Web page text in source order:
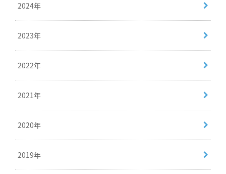
2024年
2023年
2022年
2021年
2020年
2019年